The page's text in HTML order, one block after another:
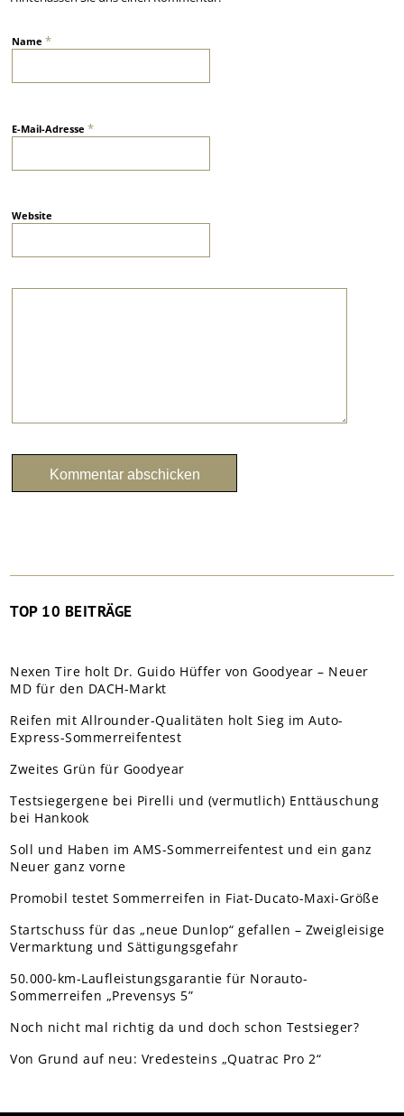
Name*
E-Mail-Adresse*
Website
TOP 10 BEITRÄGE
Nexen Tire holt Dr. Guido Hüffer von Goodyear – Neuer
MD für den DACH-Markt
Reifen mit Allrounder-Qualitäten holt Sieg im Auto-
Express-Sommerreifentest
Zweites Grün für Goodyear
Testsiegergene bei Pirelli und (vermutlich) Enttäuschung
bei Hankook
Soll und Haben im AMS-Sommerreifentest und ein ganz
Neuer ganz vorne
Promobil testet Sommerreifen in Fiat-Ducato-Maxi-Größe
Startschuss für das „neue Dunlop“ gefallen – Zweigleisige
Vermarktung und Sättigungsgefahr
50.000-km-Laufleistungsgarantie für Norauto-
Sommerreifen „Prevensys 5”
Noch nicht mal richtig da und doch schon Testsieger?
Von Grund auf neu: Vredesteins „Quatrac Pro 2“